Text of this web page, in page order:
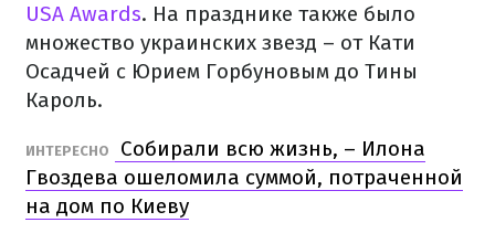
USA Awards. На празднике также было
множество украинских звезд – от Кати
Осадчей с Юрием Горбуновым до Тины
Кароль.
ИНТЕРЕСНО
Собирали всю жизнь, – Илона
Гвоздева ошеломила суммой, потраченной
на дом по Киеву